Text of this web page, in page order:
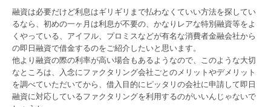
融資は必要だけど利息はギリギリまで払わなくていい方法を探してい
るなら、初めの一ヶ月は利息が不要の、かなりレアな特別融資等をよ
くやっている、アイフル、プロミスなどが有名な消費者金融会社から
の即日融資で借金するのをご紹介したいと思います。
他より融資の際の利率が高い場合もあるようなので、このような大切
なところは、入念にファクタリング会社ごとのメリットやデメリット
を調べていただいてから、借入目的にピッタリの会社に申請して即日
融資に対応しているファクタリングを利用するのがいいんじゃないで